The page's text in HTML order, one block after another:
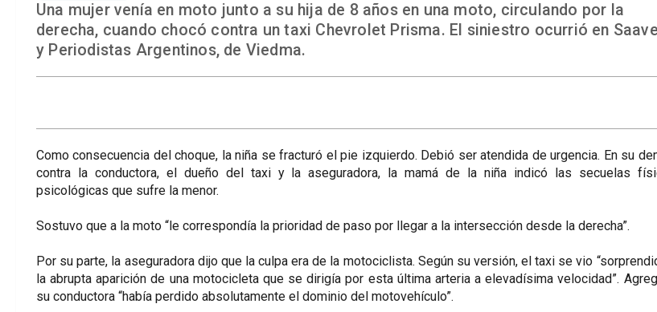
Una mujer venía en moto junto a su hija de 8 años en una moto, circulando por la
derecha, cuando chocó contra un taxi Chevrolet Prisma. El siniestro ocurrió en
y Periodistas Argentinos, de Viedma.
Como consecuencia del choque, la niña se fracturó el pie izquierdo. Debió ser atendida de urgencia. En su
contra la conductora, el dueño del taxi y la aseguradora, la mamá de la niña indicó las secuelas
psicológicas que sufre la menor.
Sostuvo que a la moto “le correspondía la prioridad de paso por llegar a la intersección desde la derecha”.
Por su parte, la aseguradora dijo que la culpa era de la motociclista. Según su versión, el taxi se vio
la abrupta aparición de una motocicleta que se dirigía por esta última arteria a elevadísima velocidad”.
su conductora “había perdido absolutamente el dominio del motovehículo”.